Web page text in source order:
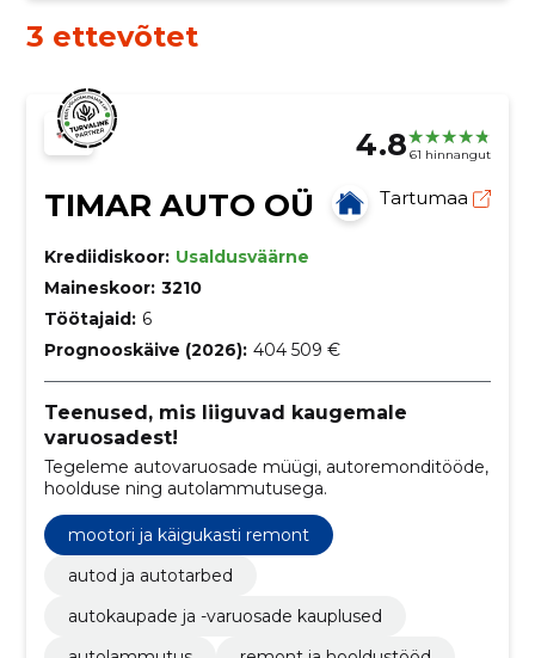
3 ettevõtet
4.8 61 hinnangut
TIMAR AUTO OÜ Tartumaa
Krediidiskoor: Usaldusväärne
Maineskoor: 3210
Töötajaid: 6
Prognooskäive (2026): 404 509 €
Teenused, mis liiguvad kaugemale
varuosadest!
Tegeleme autovaruosade müügi, autoremonditööde,
hoolduse ning autolammutusega.
mootori ja käigukasti remont
autod ja autotarbed
autokaupade ja -varuosade kauplused